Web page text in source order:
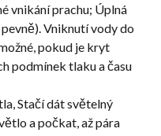
vnikání prachu; Úplná
Vniknutí vody do
pokud je kryt
podmínek tlaku a času
Stačí dát světelný
a počkat, až pára